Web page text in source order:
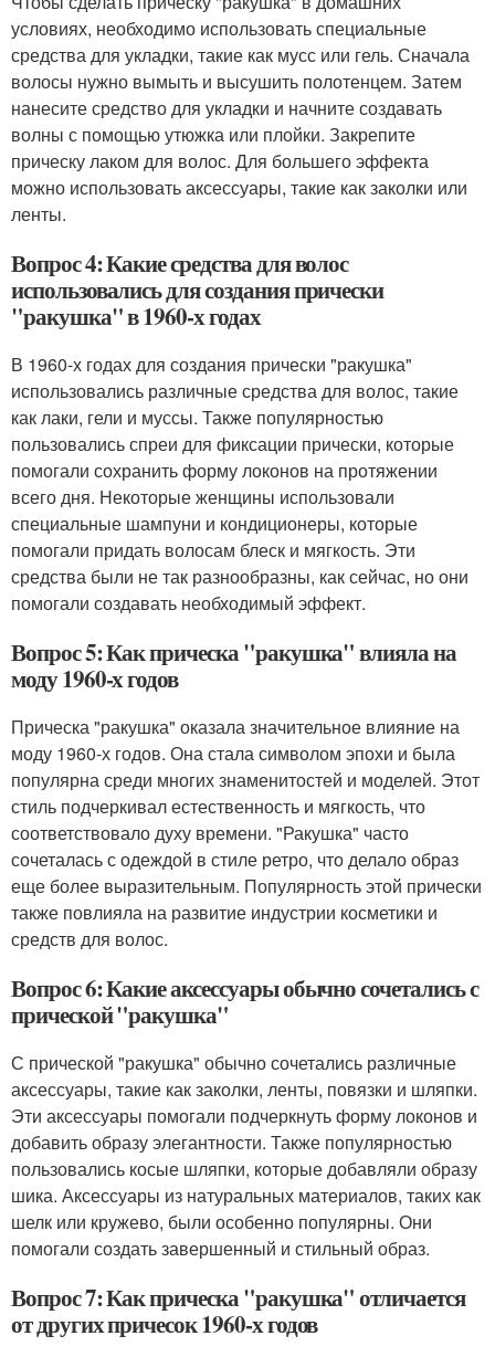
условиях, необходимо использовать специальные
средства для укладки, такие как мусс или гель. Сначала
волосы нужно вымыть и высушить полотенцем. Затем
нанесите средство для укладки и начните создавать
волны с помощью утюжка или плойки. Закрепите
прическу лаком для волос. Для большего эффекта
можно использовать аксессуары, такие как заколки или
ленты.
Вопрос 4: Какие средства для волос
использовались для создания прически
"ракушка" в 1960-х годах
В 1960-х годах для создания прически "ракушка"
использовались различные средства для волос, такие
как лаки, гели и муссы. Также популярностью
пользовались спреи для фиксации прически, которые
помогали сохранить форму локонов на протяжении
всего дня. Некоторые женщины использовали
специальные шампуни и кондиционеры, которые
помогали придать волосам блеск и мягкость. Эти
средства были не так разнообразны, как сейчас, но они
помогали создавать необходимый эффект.
Вопрос 5: Как прическа "ракушка" влияла на
моду 1960-х годов
Прическа "ракушка" оказала значительное влияние на
моду 1960-х годов. Она стала символом эпохи и была
популярна среди многих знаменитостей и моделей. Этот
стиль подчеркивал естественность и мягкость, что
соответствовало духу времени. "Ракушка" часто
сочеталась с одеждой в стиле ретро, что делало образ
еще более выразительным. Популярность этой прически
также повлияла на развитие индустрии косметики и
средств для волос.
Вопрос 6: Какие аксессуары обычно сочетались с
прической "ракушка"
С прической "ракушка" обычно сочетались различные
аксессуары, такие как заколки, ленты, повязки и шляпки.
Эти аксессуары помогали подчеркнуть форму локонов и
добавить образу элегантности. Также популярностью
пользовались косые шляпки, которые добавляли образу
шика. Аксессуары из натуральных материалов, таких как
шелк или кружево, были особенно популярны. Они
помогали создать завершенный и стильный образ.
Вопрос 7: Как прическа "ракушка" отличается
от других причесок 1960-х годов